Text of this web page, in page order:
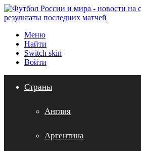
Меню
Найти
Switch skin
Войти
Страны
Англия
Аргентина